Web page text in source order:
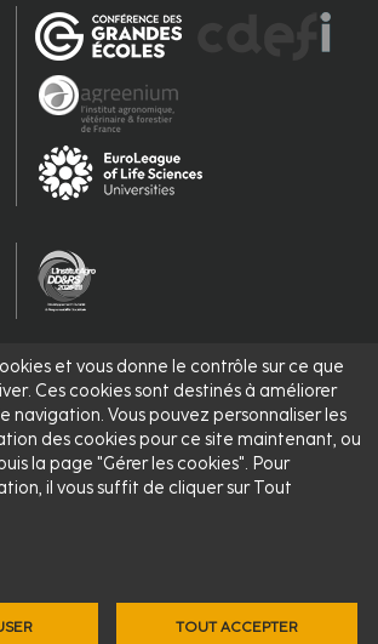
et vous donne le contrôle sur ce que
Ces cookies sont destinés à améliorer
navigation. Vous pouvez personnaliser les
des cookies pour ce site maintenant, ou
la page "Gérer les cookies". Pour
il vous suffit de cliquer sur Tout
TOUT ACCEPTER
Agro - Institut national d'enseignement
l'alimentation et l'environnement